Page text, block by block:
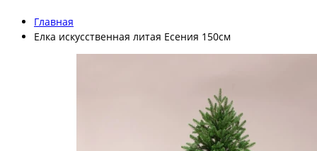
Главная
Елка искусственная литая Есения 150см